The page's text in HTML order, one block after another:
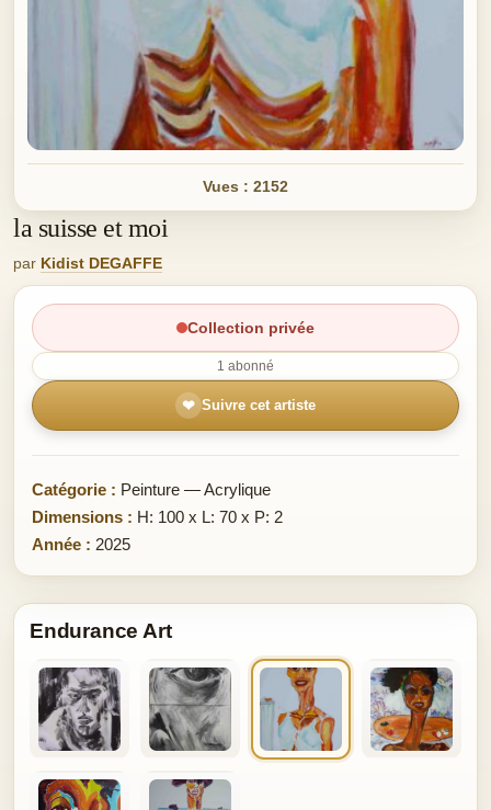
Vues : 2152
la suisse et moi
par Kidist DEGAFFE
Collection privée
1 abonné
❤ Suivre cet artiste
Catégorie : Peinture — Acrylique
Dimensions : H: 100 x L: 70 x P: 2
Année : 2025
Endurance Art